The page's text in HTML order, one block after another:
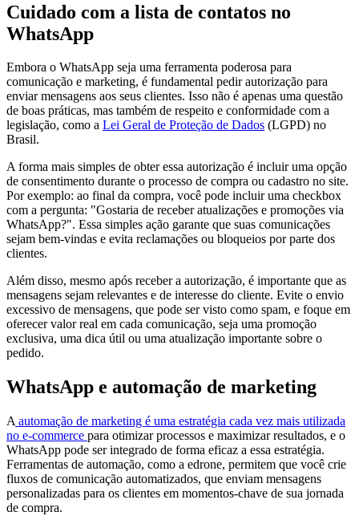
Cuidado com a lista de contatos no
WhatsApp
Embora o WhatsApp seja uma ferramenta poderosa para
comunicação e marketing, é fundamental pedir autorização para
enviar mensagens aos seus clientes. Isso não é apenas uma questão
de boas práticas, mas também de respeito e conformidade com a
legislação, como a Lei Geral de Proteção de Dados (LGPD) no
Brasil.
A forma mais simples de obter essa autorização é incluir uma opção
de consentimento durante o processo de compra ou cadastro no site.
Por exemplo: ao final da compra, você pode incluir uma checkbox
com a pergunta: "Gostaria de receber atualizações e promoções via
WhatsApp?". Essa simples ação garante que suas comunicações
sejam bem-vindas e evita reclamações ou bloqueios por parte dos
clientes.
Além disso, mesmo após receber a autorização, é importante que as
mensagens sejam relevantes e de interesse do cliente. Evite o envio
excessivo de mensagens, que pode ser visto como spam, e foque em
oferecer valor real em cada comunicação, seja uma promoção
exclusiva, uma dica útil ou uma atualização importante sobre o
pedido.
WhatsApp e automação de marketing
A automação de marketing é uma estratégia cada vez mais utilizada
no e-commerce para otimizar processos e maximizar resultados, e o
WhatsApp pode ser integrado de forma eficaz a essa estratégia.
Ferramentas de automação, como a edrone, permitem que você crie
fluxos de comunicação automatizados, que enviam mensagens
personalizadas para os clientes em momentos-chave de sua jornada
de compra.